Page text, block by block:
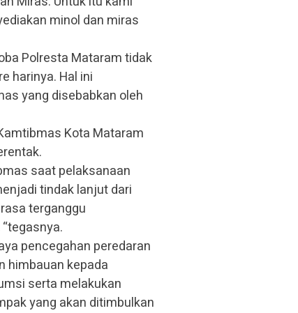
minol dan miras
Polresta Mataram tidak
harinya. Hal ini
yang disebabkan oleh
Kota Mataram
saat pelaksanaan
tindak lanjut dari
terganggu
pencegahan peredaran
himbauan kepada
serta melakukan
yang akan ditimbulkan